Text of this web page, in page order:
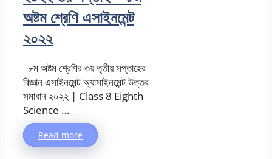
অষ্টম শ্রেণি এসাইনমেন্ট
২০২২
৮ম অষ্টম শ্রেণির ৩য় তৃতীয় সপ্তাহের
বিজ্ঞান এসাইনমেন্ট অ্যাসাইনমেন্ট উত্তর
সমাধান ২০২২ | Class 8 Eighth
Science …
Read more